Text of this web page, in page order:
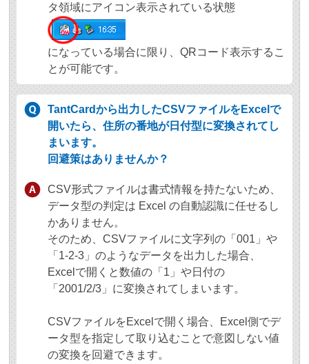
タ領域にアイコン表示されている状態
になっている場合に限り、QRコード表示するこ
とが可能です。
TantCardから出力したCSVファイルをExcelで
開いたら、住所の番地が日付型に変換されてし
まいます。
回避策はありませんか？
CSV形式ファイルは書式情報を持たないため、
データ型の判定は Excel の自動認識に任せるし
かありません。
そのため、CSVファイルに文字列の「001」や
「1-2-3」のようなデータを出力した場合、
Excelで開くと数値の「1」や日付の
「2001/2/3」に変換されてしまいます。
CSVファイルをExcelで開く場合、Excel側でデ
ータ型を指定して取り込むことで意図しない値
の変換を回避できます。